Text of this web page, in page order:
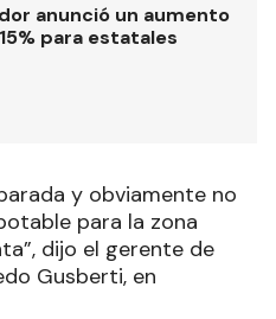
anunció un aumento
para estatales
y obviamente no
para la zona
dijo el gerente de
Gusberti, en